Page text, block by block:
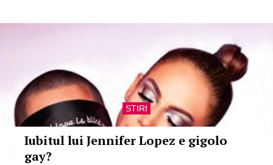
STIRI
Iubitul lui Jennifer Lopez e gigolo
gay?